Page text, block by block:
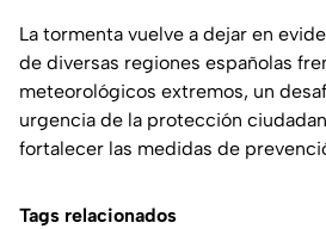
La tormenta vuelve a dejar en
de diversas regiones españolas
meteorológicos extremos, un
urgencia de la protección
fortalecer las medidas de
Tags relacionados